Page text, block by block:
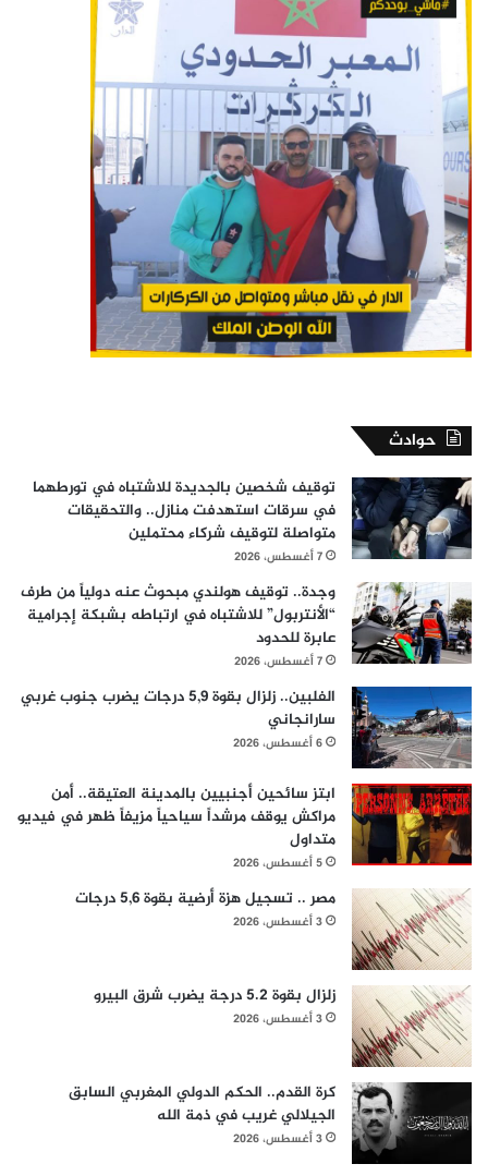
حوادث
توقيف شخصين بالجديدة للاشتباه في تورطهما
في سرقات استهدفت منازل.. والتحقيقات
متواصلة لتوقيف شركاء محتملين
7 أغسطس، 2026
وجدة.. توقيف هولندي مبحوث عنه دولياً من طرف
“الأنتربول” للاشتباه في ارتباطه بشبكة إجرامية
عابرة للحدود
7 أغسطس، 2026
الفلبين.. زلزال بقوة 5,9 درجات يضرب جنوب غربي
سارانجاني
6 أغسطس، 2026
ابتز سائحين أجنبيين بالمدينة العتيقة.. أمن
مراكش يوقف مرشداً سياحياً مزيفاً ظهر في فيديو
متداول
5 أغسطس، 2026
مصر .. تسجيل هزة أرضية بقوة 5,6 درجات
3 أغسطس، 2026
زلزال بقوة 5.2 درجة يضرب شرق البيرو
3 أغسطس، 2026
كرة القدم.. الحكم الدولي المغربي السابق
الجيلالي غريب في ذمة الله
3 أغسطس، 2026